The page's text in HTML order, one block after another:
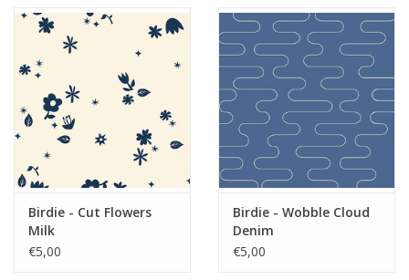
Birdie - Cut Flowers
Milk
€5,00
Birdie - Wobble Cloud
Denim
€5,00